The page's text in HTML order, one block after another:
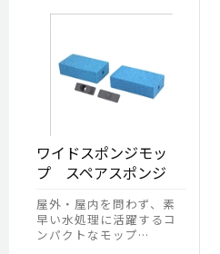
ワイドスポンジモッ
プ スペアスポンジ
屋外・屋内を問わず、素
早い水処理に活躍するコ
ンパクトなモップ…